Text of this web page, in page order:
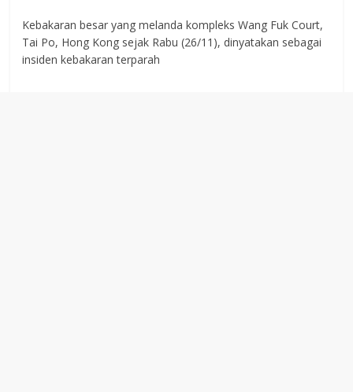
Kebakaran besar yang melanda kompleks Wang Fuk Court,
Tai Po, Hong Kong sejak Rabu (26/11), dinyatakan sebagai
insiden kebakaran terparah